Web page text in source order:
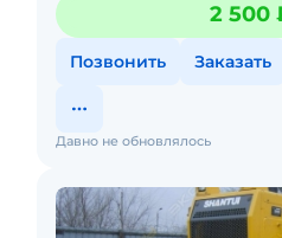
2 500
Позвонить Заказать
Давно не обновлялось